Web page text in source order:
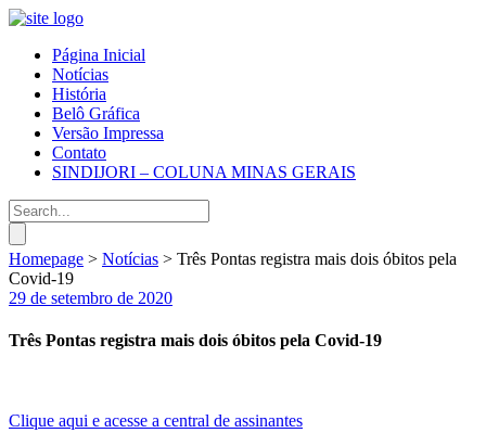
Página Inicial
Notícias
História
Belô Gráfica
Versão Impressa
Contato
SINDIJORI – COLUNA MINAS GERAIS
Homepage > Notícias > Três Pontas registra mais dois óbitos pela
Covid-19
29 de setembro de 2020
Três Pontas registra mais dois óbitos pela Covid-19
Clique aqui e acesse a central de assinantes